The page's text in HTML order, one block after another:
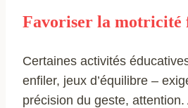
Favoriser la motricité
Certaines activités
enfiler, jeux d’équilibre –
précision du geste, attention.